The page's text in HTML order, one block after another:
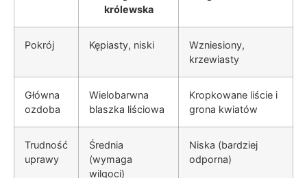
królewska
Pokrój Kępiasty, niski
Wzniesiony,
krzewiasty
Główna
ozdoba
Wielobarwna
blaszka liściowa
Kropkowane liście i
grona kwiatów
Trudność
uprawy
Średnia
(wymaga
wilgoci)
Niska (bardziej
odporna)